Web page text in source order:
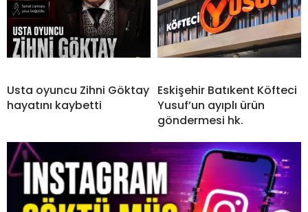
Usta oyuncu Zihni Göktay
hayatını kaybetti
Eskişehir Batıkent Köfteci
Yusuf’un ayıplı ürün
göndermesi hk.